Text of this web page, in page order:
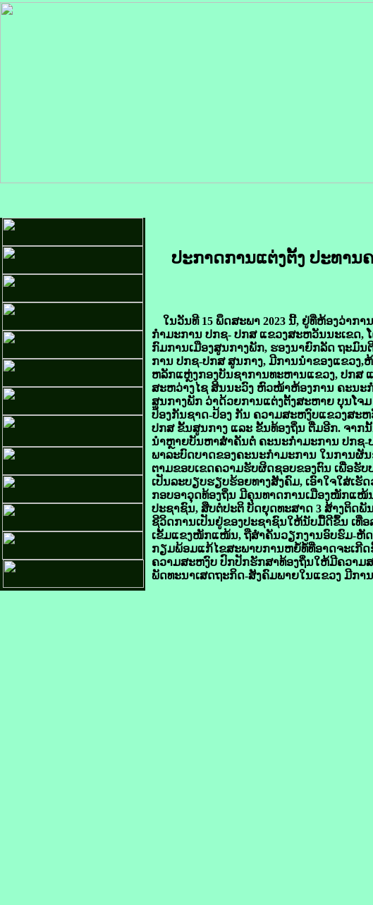
ປະກາດການແຕ່ງຕັ້ງ ປະທາ
ໃນວັນທີ 15 ພຶດສະພາ 2023 ນີ້, ຢູ່ທີ່ຫ້ອງວ່າກ
ກຳມະການ ປກຊ- ປກສ ແຂວງສະຫວັນນະເຂດ,
ກົມການເມືອງສູນກາງພັກ, ຮອງນາຍົກລັດ ຖະມົ
ການ ປກຊ-ປກສ ສູນກາງ, ມີການນໍາຂອງແຂວງ,
ຫລັກແຫຼ່ງກອງບັນຊາການທະຫານແຂວງ, ປກສ
ສະຫວ່າງໄຊ ສິນນະວົງ ຫົວໜ້າຫ້ອງການ ຄະນະ
ສູນກາງພັກ ວ່າດ້ວຍການແຕ່ງຕັ້ງສະຫາຍ ບຸນໂຈ
ປ້ອງກັນຊາດ-ປ້ອງ ກັນ ຄວາມສະຫງົບແຂວງສະ
ປກສ ຂັ້ນສູນກາງ ແລະ ຂັ້ນທ້ອງຖິ່ນ ຕື່ມອີກ. ຈາ
ນໍາຫຼາຍບັນຫາສໍາຄັນຕໍ່ ຄະນະກຳມະການ ປກຊ-
ພາລະບົດບາດຂອງຄະນະກຳມະການ ໃນການຜັ
ຕາມຂອບເຂດຄວາມຮັບຜິດຊອບຂອງຕົນ ເພື່ອຮັ
ເປັນລະບຽບຮຽບຮ້ອຍທາງສັງຄົມ, ເອົາໃຈໃສ່ເ
ກອບອາວຸດທ້ອງຖິ່ນ ມີຄຸນທາດການເມືອງໜັກແໜ້
ປະຊາຊົນ, ສືບຕໍ່ປະຕິ ບັດຍຸດທະສາດ 3 ສ້າງຕິດ
ຊີວິດການເປັນຢູ່ຂອງປະຊາຊົນໃຫ້ນັບມື້ດີຂຶ້ນ ເທື່
ເຂັ້ມແຂງໜັກແໜ້ນ, ຖືສໍາຄັນວຽກງານອົບຮົມ-ຫັ
ກຽມພ້ອມແກ້ໄຂສະພາບການຫຍໍ້ທໍ້ທີ່ອາດຈະເກີ
ຄວາມສະຫງົບ ປົກປັກຮັກສາທ້ອງຖິ່ນໃຫ້ມີຄວາ
ພັດທະນາເສດຖະກິດ-ສັງຄົມພາຍໃນແຂວງ ມີກາ